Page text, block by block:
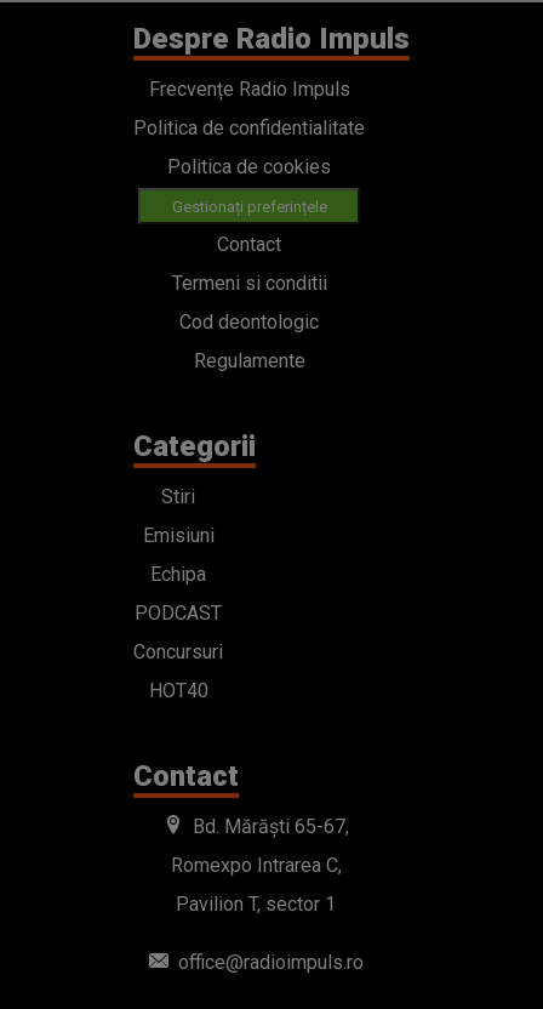
Despre Radio Impuls
Frecvențe Radio Impuls
Politica de confidentialitate
Politica de cookies
Gestionați preferințele
Contact
Termeni si conditii
Cod deontologic
Regulamente
Categorii
Stiri
Emisiuni
Echipa
PODCAST
Concursuri
HOT40
Contact
Bd. Mărăști 65-67,
Romexpo Intrarea C,
Pavilion T, sector 1
office@radioimpuls.ro